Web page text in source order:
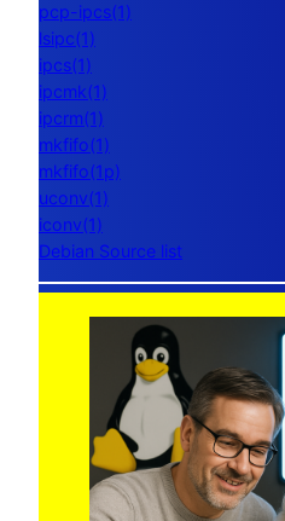
pcp-ipcs(1)
lsipc(1)
ipcs(1)
ipcmk(1)
ipcrm(1)
mkfifo(1)
mkfifo(1p)
uconv(1)
iconv(1)
Debian Source list